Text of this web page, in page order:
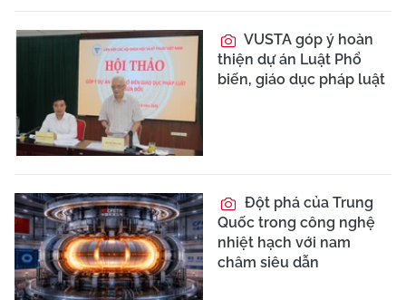
VUSTA góp ý hoàn
thiện dự án Luật Phổ
biến, giáo dục pháp luật
Đột phá của Trung
Quốc trong công nghệ
nhiệt hạch với nam
châm siêu dẫn